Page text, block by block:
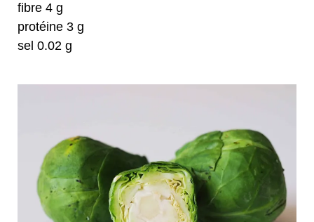
fibre 4 g
protéine 3 g
sel 0.02 g